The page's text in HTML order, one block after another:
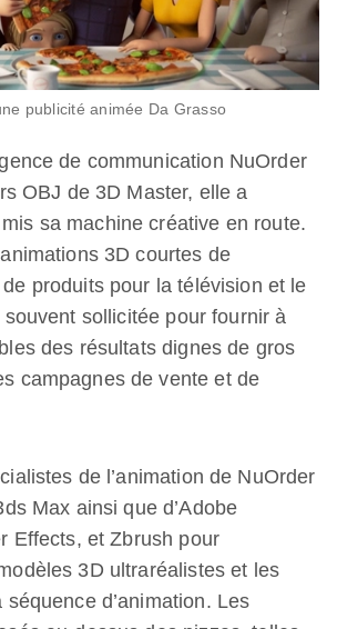
publicité animée Da Grasso
de communication NuOrder
OBJ de 3D Master, elle a
sa machine créative en route.
3D courtes de
produits pour la télévision et le
sollicitée pour fournir à
des résultats dignes de gros
campagnes de vente et de
de l’animation de NuOrder
Max ainsi que d’Adobe
Effects, et Zbrush pour
3D ultraréalistes et les
d’animation. Les